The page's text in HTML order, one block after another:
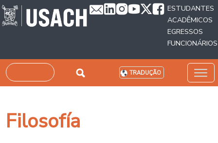
Passar para o conteúdo principal
ESTUDANTES
ACADÊMICOS
EGRESSOS
FUNCIONÁRIOS
Pesquisar TRADUÇÃO
Filosofía